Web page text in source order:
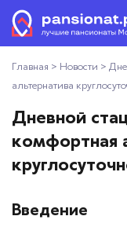
Пансионаты
Дома
Пансионаты
Главная > Новости >
альтернатива
Дневной
комфортная
Введение